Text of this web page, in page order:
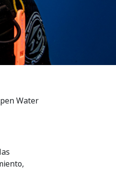
Water